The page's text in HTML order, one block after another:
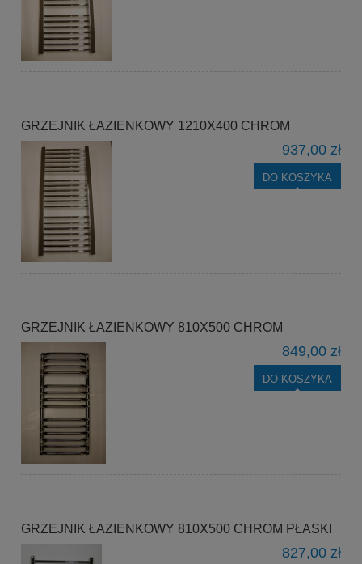
GRZEJNIK ŁAZIENKOWY 1210X400 CHROM
937,00 zł
DO KOSZYKA
GRZEJNIK ŁAZIENKOWY 810X500 CHROM
849,00 zł
DO KOSZYKA
GRZEJNIK ŁAZIENKOWY 810X500 CHROM PŁASKI
827,00 zł